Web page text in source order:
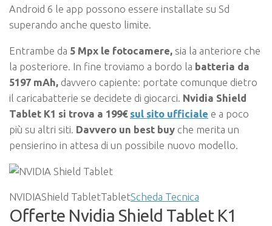
Android 6 le app possono essere installate su Sd
superando anche questo limite.
Entrambe da 5 Mpx le fotocamere, sia la anteriore che
la posteriore. In fine troviamo a bordo la batteria da
5197 mAh, davvero capiente: portate comunque dietro
il caricabatterie se decidete di giocarci. Nvidia Shield
Tablet K1 si trova a 199€ sul sito ufficiale e a poco
più su altri siti. Davvero un best buy che merita un
pensierino in attesa di un possibile nuovo modello.
NVIDIAShield TabletTabletScheda Tecnica
Offerte Nvidia Shield Tablet K1